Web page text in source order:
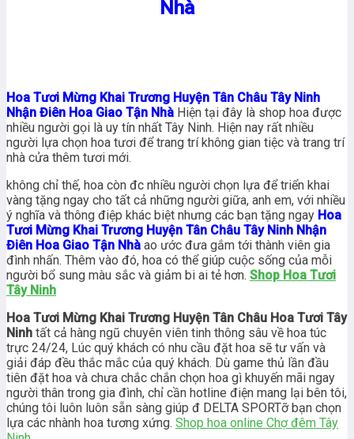
Nhà
Hoa Tươi Mừng Khai Trương Huyện Tân Châu Tây Ninh
Nhận Điên Hoa Giao Tận Nhà Hiện tại đây là shop hoa được
nhiều người gọi là uy tín nhất Tây Ninh. Hiện nay rất nhiều
người lựa chọn hoa tươi để trang trí không gian tiệc và trang trí
nhà cửa thêm tươi mới.
không chỉ thế, hoa còn đc nhiều người chọn lựa để triển khai
vàng tặng ngay cho tất cả những người giữa, anh em, với nhiều
ý nghĩa và thông điệp khác biệt nhưng các bạn tặng ngay Hoa
Tươi Mừng Khai Trương Huyện Tân Châu Tây Ninh Nhận
Điên Hoa Giao Tận Nhà ao ước đưa gắm tới thành viên gia
đình nhấn. Thêm vào đó, hoa có thể giúp cuộc sống của mỗi
người bổ sung màu sắc và giảm bi ai tẻ hơn. Shop Hoa Tươi
Tây Ninh
Hoa Tươi Mừng Khai Trương Huyện Tân Châu Hoa Tươi Tây
Ninh tất cả hàng ngũ chuyên viên tinh thông sâu về hoa túc
trực 24/24, Lúc quý khách có nhu cầu đặt hoa sẽ tư vấn và
giải đáp đều thắc mắc của quý khách. Dù game thủ lần đầu
tiên đặt hoa và chưa chắc chắn chọn hoa gì khuyến mãi ngay
người thân trong gia đình, chỉ cần hotline điện mang lại bên tôi,
chúng tôi luôn luôn sẵn sàng giúp đ DELTA SPORTỡ bạn chọn
lựa các nhành hoa tương xứng. Shop hoa online Chợ đêm Tây